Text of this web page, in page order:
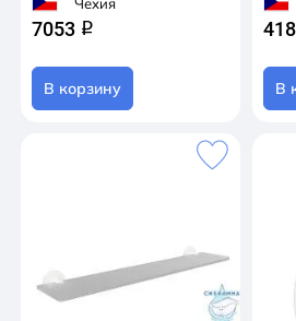
7053 q
В корзину В